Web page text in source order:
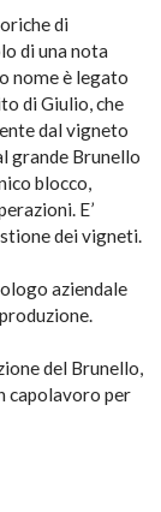
di
di una nota
nome è legato
di Giulio, che
dal vigneto
grande Brunello
blocco,
E’
dei vigneti.
aziendale
del Brunello,
capolavoro per